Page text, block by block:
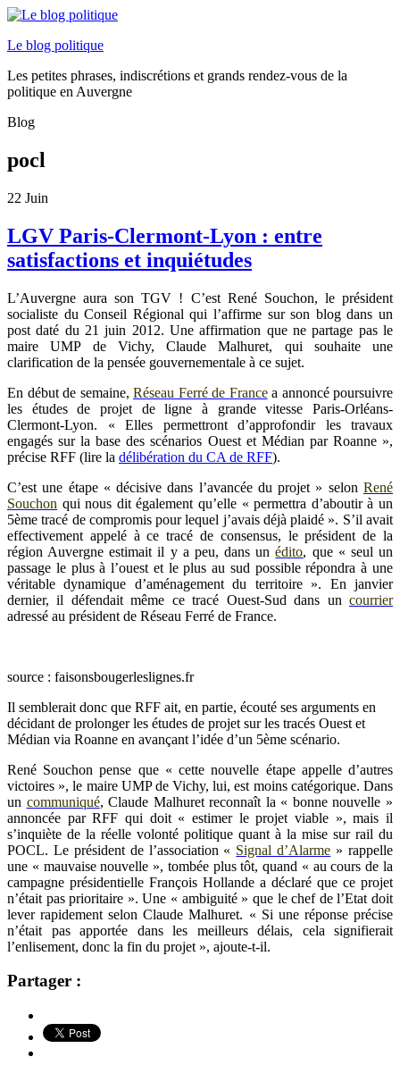
Le blog politique
Les petites phrases, indiscrétions et grands rendez-vous de la
politique en Auvergne
Blog
pocl
22 Juin
LGV Paris-Clermont-Lyon : entre
satisfactions et inquiétudes
L’Auvergne aura son TGV ! C’est René Souchon, le président
socialiste du Conseil Régional qui l’affirme sur son blog dans un
post daté du 21 juin 2012. Une affirmation que ne partage pas le
maire UMP de Vichy, Claude Malhuret, qui souhaite une
clarification de la pensée gouvernementale à ce sujet.
En début de semaine, Réseau Ferré de Francea annoncé poursuivre
les études de projet de ligne à grande vitesse Paris-Orléans-
Clermont-Lyon. « Elles permettront d’approfondir les travaux
engagés sur la base des scénarios Ouest et Médian par Roanne »,
précise RFF (lire la délibération du CA de RFF).
C’est une étape « décisive dans l’avancée du projet » selon René
Souchon qui nous dit également qu’elle « permettra d’aboutir à un
5ème tracé de compromis pour lequel j’avais déjà plaidé ». S’il avait
effectivement appelé à ce tracé de consensus, le président de la
région Auvergne estimait il y a peu, dans un édito, que « seul un
passage le plus à l’ouest et le plus au sud possible répondra à une
véritable dynamique d’aménagement du territoire ». En janvier
dernier, il défendait même ce tracé Ouest-Sud dans un courrier
adressé au président de Réseau Ferré de France.
source : faisonsbougerleslignes.fr
Il semblerait donc que RFF ait, en partie, écouté ses arguments en
décidant de prolonger les études de projet sur les tracés Ouest et
Médian via Roanne en avançant l’idée d’un 5ème scénario.
René Souchon pense que « cette nouvelle étape appelle d’autres
victoires », le maire UMP de Vichy, lui, est moins catégorique. Dans
un communiqué, Claude Malhuret reconnaît la « bonne nouvelle »
annoncée par RFF qui doit « estimer le projet viable », mais il
s’inquiète de la réelle volonté politique quant à la mise sur rail du
POCL. Le président de l’association « Signal d’Alarme » rappelle
une « mauvaise nouvelle », tombée plus tôt, quand « au cours de la
campagne présidentielle François Hollande a déclaré que ce projet
n’était pas prioritaire ». Une « ambiguité » que le chef de l’Etat doit
lever rapidement selon Claude Malhuret. « Si une réponse précise
n’était pas apportée dans les meilleurs délais, cela signifierait
l’enlisement, donc la fin du projet », ajoute-t-il.
Partager :